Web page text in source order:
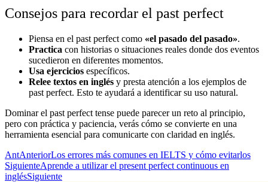
Consejos para recordar el past perfect
Piensa en el past perfect como «el pasado del pasado».
Practica con historias o situaciones reales donde dos eventos
sucedieron en diferentes momentos.
Usa ejercicios específicos.
Relee textos en inglés y presta atención a los ejemplos de
past perfect. Esto te ayudará a identificar su uso natural.
Dominar el past perfect tense puede parecer un reto al principio,
pero con práctica y paciencia, verás cómo se convierte en una
herramienta esencial para comunicarte con claridad en inglés.
AntAnteriorLos errores más comunes en IELTS y cómo evitarlos
SiguienteAprende a utilizar el present perfect continuous en
inglésSiguiente